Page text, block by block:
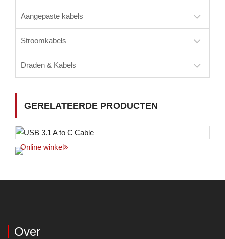
Aangepaste kabels
Stroomkabels
Draden & Kabels
GERELATEERDE PRODUCTEN
Online winkel
Over